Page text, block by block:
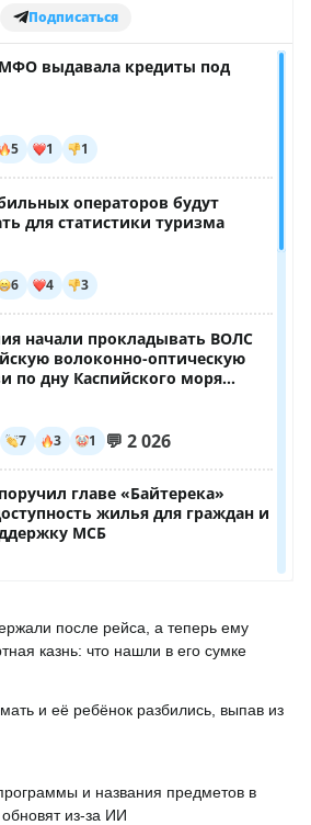
после рейса, а теперь ему
казнь: что нашли в его сумке
и её ребёнок разбились, выпав из
и названия предметов в
обновят из-за ИИ